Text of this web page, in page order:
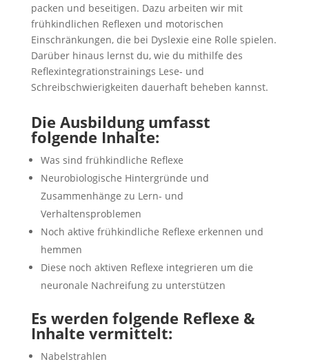
packen und beseitigen. Dazu arbeiten wir mit
frühkindlichen Reflexen und motorischen
Einschränkungen, die bei Dyslexie eine Rolle spielen.
Darüber hinaus lernst du, wie du mithilfe des
Reflexintegrationstrainings Lese- und
Schreibschwierigkeiten dauerhaft beheben kannst.
Die Ausbildung umfasst
folgende Inhalte:
Was sind frühkindliche Reflexe
Neurobiologische Hintergründe und
Zusammenhänge zu Lern- und
Verhaltensproblemen
Noch aktive frühkindliche Reflexe erkennen und
hemmen
Diese noch aktiven Reflexe integrieren um die
neuronale Nachreifung zu unterstützen
Es werden folgende Reflexe &
Inhalte vermittelt:
Nabelstrahlen